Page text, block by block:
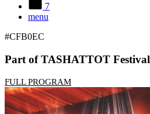
7
menu
#CFB0EC
Part of TASHATTOT Festival
FULL PROGRAM